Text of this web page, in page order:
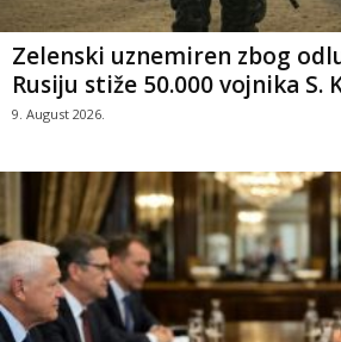
Zelenski uznemiren zbog
Rusiju stiže 50.000 vojnika S.
9. August 2026.